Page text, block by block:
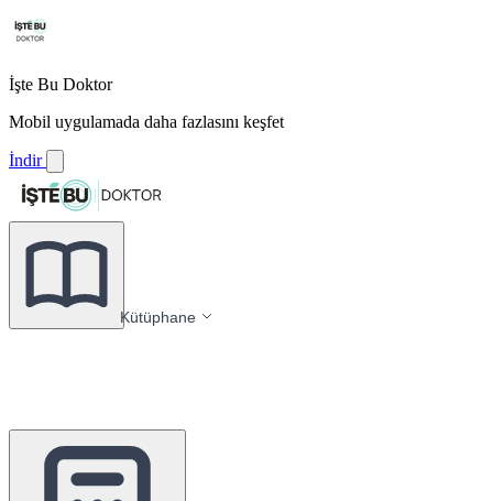
İşte Bu Doktor
Mobil uygulamada daha fazlasını keşfet
İndir
Kütüphane